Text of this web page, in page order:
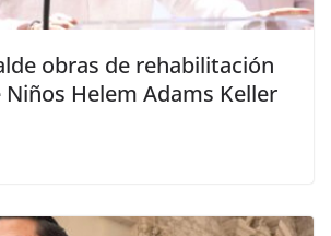
obras de rehabilitación
Niños Helem Adams Keller